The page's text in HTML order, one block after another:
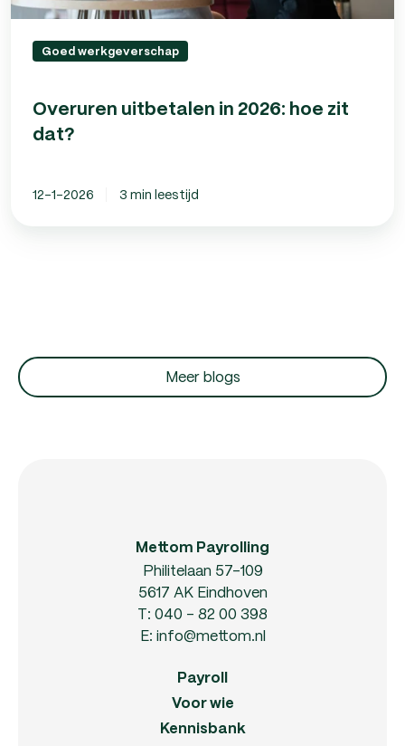
Goed werkgeverschap
Overuren uitbetalen in 2026: hoe zit
dat?
12-1-2026 3 min leestijd
Meer blogs
Mettom Payrolling
Philitelaan 57-109
5617 AK Eindhoven
T: 040 - 82 00 398
E: info@mettom.nl
Payroll
Voor wie
Kennisbank